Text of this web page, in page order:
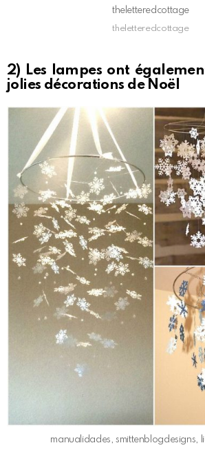
theletteredcottage
theletteredcottage
2) Les lampes ont
jolies décorations de Noël
manualidades, smittenblogdesigns,